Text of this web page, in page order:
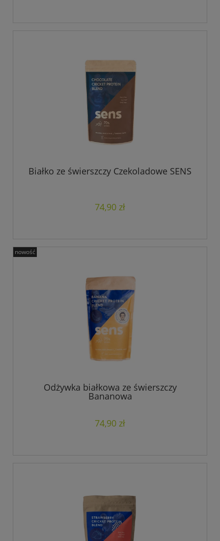
Białko ze świerszczy Czekoladowe SENS
74,90 zł
Odżywka białkowa ze świerszczy
Bananowa
74,90 zł
nowość